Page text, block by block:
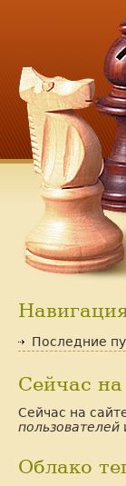
Последние
Сейчас на
Сейчас на
пользователей
Облако